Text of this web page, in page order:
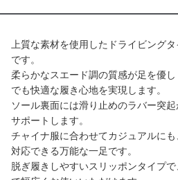
上質な素材を使用したドライビング
です。
柔らかなスエード調の質感が足を優
でも快適な履き心地を実現します。
ソール裏面には滑り止めのラバー突
サポートします。
チャイナ服に合わせてカジュアルに
対応できる万能な一足です。
脱ぎ履きしやすいスリッポンタイプ